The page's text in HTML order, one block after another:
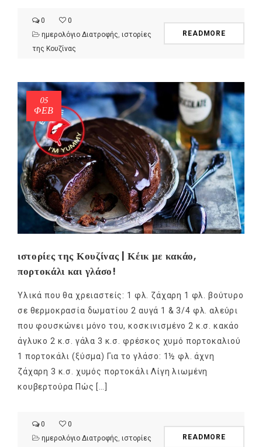
0
0
ημερολόγιο Διατροφής, ιστορίες
της Κουζίνας
READMORE
05
ΦΕΒ
ιστορίες της Κουζίνας | Κέικ με κακάο,
πορτοκάλι και γλάσο!
Υλικά που θα χρειαστείς: 1 φλ. ζάχαρη 1 φλ. βούτυρο
σε θερμοκρασία δωματίου 2 αυγά 1 & 3/4 φλ. αλεύρι
που φουσκώνει μόνο του, κοσκινισμένο 2 κ.σ. κακάο
άγλυκο 2 κ.σ. γάλα 3 κ.σ. φρέσκος χυμό πορτοκαλιού
1 πορτοκάλι (ξύσμα) Για το γλάσο: 1½ φλ. άχνη
ζάχαρη 3 κ.σ. χυμός πορτοκάλι Λίγη λιωμένη
κουβερτούρα Πώς […]
0
0
ημερολόγιο Διατροφής ιστορίες
READMORE